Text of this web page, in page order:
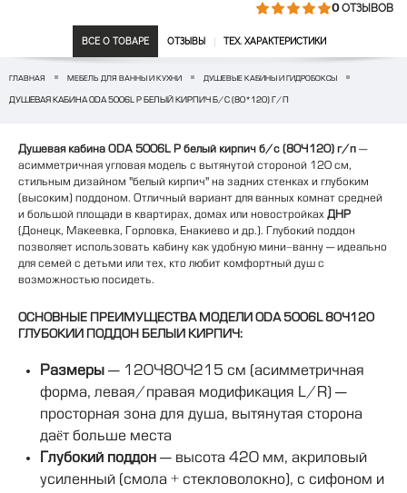
ВСЕ О ТОВАРЕ ОТЗЫВЫ ТЕХ. ХАРАКТЕРИСТИКИ
0ОТЗЫВОВ
ГЛАВНАЯ МЕБЕЛЬ ДЛЯ ВАННЫ И КУХНИ ДУШЕВЫЕ КАБИНЫ И ГИДРОБОКСЫ
ДУШЕВАЯ КАБИНА ODA 5006L Р БЕЛЫЙ КИРПИЧ Б/С (80*120) Г/П
Душевая кабина ODA 5006L Р белый кирпич б/с (80×120) г/п —
асимметричная угловая модель с вытянутой стороной 120 см,
стильным дизайном "белый кирпич" на задних стенках и глубоким
(высоким) поддоном. Отличный вариант для ванных комнат средней
и большой площади в квартирах, домах или новостройках ДНР
(Донецк, Макеевка, Горловка, Енакиево и др.). Глубокий поддон
позволяет использовать кабину как удобную мини-ванну — идеально
для семей с детьми или тех, кто любит комфортный душ с
возможностью посидеть.
ОСНОВНЫЕ ПРЕИМУЩЕСТВА МОДЕЛИ ODA 5006L 80×120
ГЛУБОКИЙ ПОДДОН БЕЛЫЙ КИРПИЧ:
Размеры — 120×80×215 см (асимметричная
форма, левая/правая модификация L/R) —
просторная зона для душа, вытянутая сторона
даёт больше места
Глубокий поддон — высота 420 мм, акриловый
усиленный (смола + стекловолокно), с сифоном и